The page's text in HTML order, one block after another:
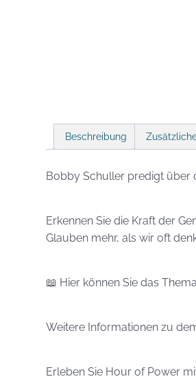
Beschreibung
Bobby Schuller predigt über
Erkennen Sie die Kraft der
Glauben mehr, als wir oft
📖 Hier können Sie das
Weitere Informationen zu
Erleben Sie Hour of Power